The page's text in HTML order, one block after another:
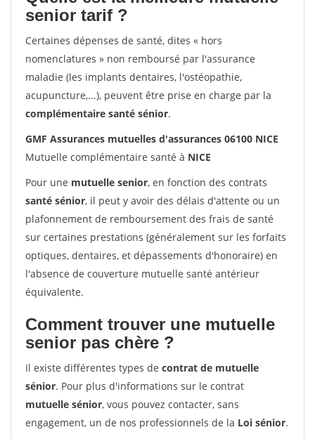
senior tarif ?
Certaines dépenses de santé, dites « hors
nomenclatures » non remboursé par l'assurance
maladie (les implants dentaires, l'ostéopathie,
acupuncture,...), peuvent être prise en charge par la
complémentaire santé sénior.
GMF Assurances mutuelles d'assurances 06100 NICE
Mutuelle complémentaire santé à NICE
Pour une mutuelle senior, en fonction des contrats
santé sénior, il peut y avoir des délais d'attente ou un
plafonnement de remboursement des frais de santé
sur certaines prestations (généralement sur les forfaits
optiques, dentaires, et dépassements d'honoraire) en
l'absence de couverture mutuelle santé antérieur
équivalente.
Comment trouver une mutuelle
senior pas chère ?
Il existe différentes types de contrat de mutuelle
sénior. Pour plus d'informations sur le contrat
mutuelle sénior, vous pouvez contacter, sans
engagement, un de nos professionnels de la Loi sénior.